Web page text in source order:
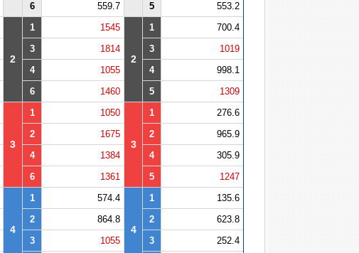
6 559.7 5 553.2
2
1 1545
2
1
700.4
3 1814 3
1019
4 1055 4
998.1
6 1460 5 1309
3
1 1050
3
1
276.6
2 1675 2
965.9
4 1384 4
305.9
6 1361 5 1247
4
1 574.4
4
1
135.6
2 864.8 2
623.8
3 1055 3
252.4